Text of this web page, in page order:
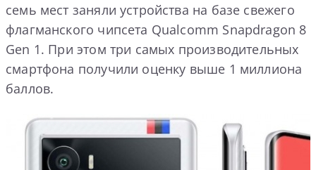
семь мест заняли устройства на базе свежего
флагманского чипсета Qualcomm Snаpdragon 8
Gen 1. При этом три самых производительных
смартфона получили оценку выше 1 миллиона
баллов.